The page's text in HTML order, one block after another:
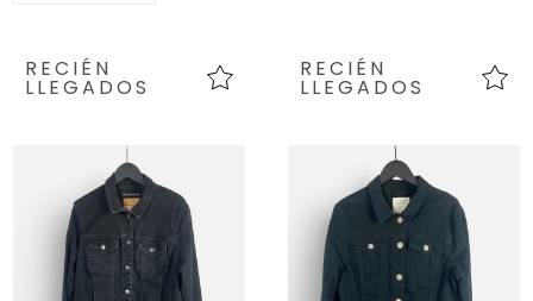
Calzado
marca
Talla
Internacional
RECIÉN
LLEGADOS
RECIÉN
LLEGADOS